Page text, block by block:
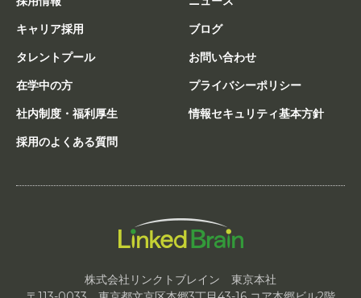
キャリア採用
タレントプール
在学中の方
社内制度・福利厚生
採用のよくある質問
ブログ
お問い合わせ
プライバシーポリシー
情報セキュリティ基本方針
株式会社リンクトブレイン 東京本社